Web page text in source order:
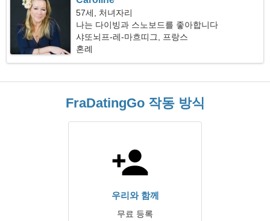
57세, 처녀자리
나는 다이빙과 스노보드를 좋아합니다
샤또뇌프-레-마흐띠그, 프랑스
혼례
FraDatingGo 작동 방식
우리와 함께
무료 등록